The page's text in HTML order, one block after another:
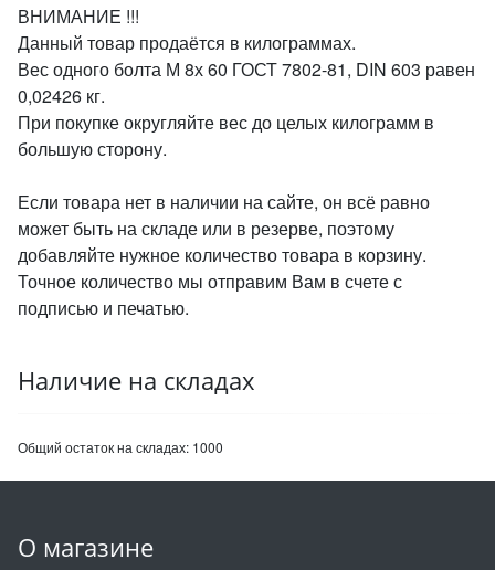
ВНИМАНИЕ !!!
Данный товар продаётся в килограммах.
Вес одного болта М 8х 60 ГОСТ 7802-81, DIN 603 равен
0,02426 кг.
При покупке округляйте вес до целых килограмм в
большую сторону.
Если товара нет в наличии на сайте, он всё равно
может быть на складе или в резерве, поэтому
добавляйте нужное количество товара в корзину.
Точное количество мы отправим Вам в счете с
подписью и печатью.
Наличие на складах
Общий остаток на складах: 1000
О магазине